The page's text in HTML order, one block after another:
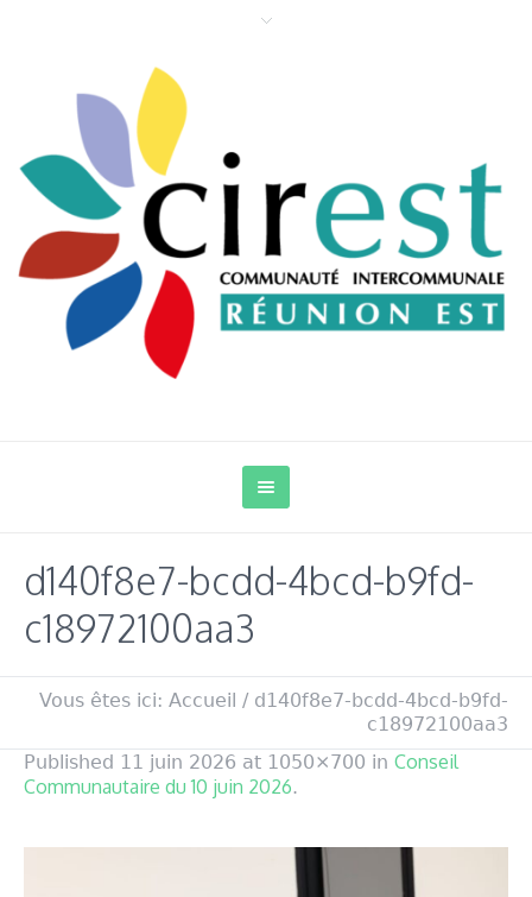
d140f8e7-bcdd-4bcd-b9fd-
c18972100aa3
Vous êtes ici: Accueil / d140f8e7-bcdd-4bcd-b9fd-
c18972100aa3
Published 11 juin 2026 at 1050×700 in Conseil
Communautaire du 10 juin 2026.